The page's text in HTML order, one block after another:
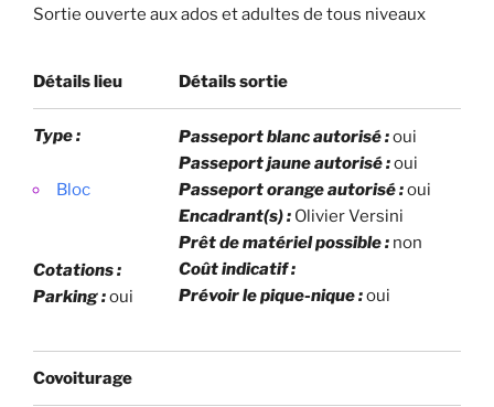
Sortie ouverte aux ados et adultes de tous niveaux
Détails lieu Détails sortie
Type :
Bloc
Cotations :
Parking :oui
Passeport blanc autorisé :oui
Passeport jaune autorisé :oui
Passeport orange autorisé :oui
Encadrant(s) : Olivier Versini
Prêt de matériel possible : non
Coût indicatif :
Prévoir le pique-nique :oui
Covoiturage